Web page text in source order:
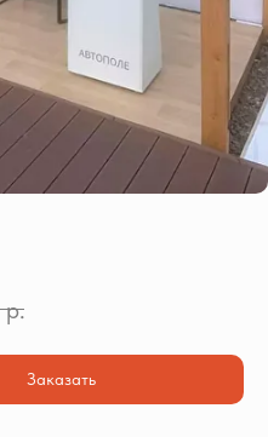
р.
Заказать